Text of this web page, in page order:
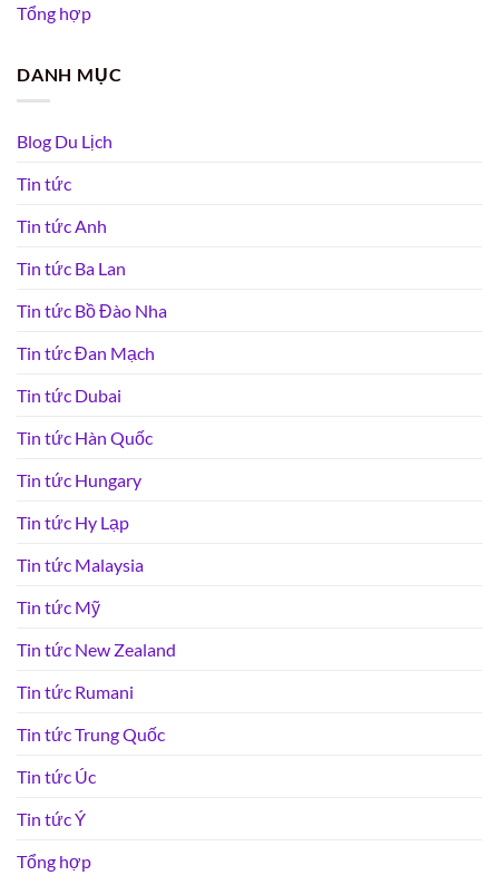
Tổng hợp
DANH MỤC
Blog Du Lịch
Tin tức
Tin tức Anh
Tin tức Ba Lan
Tin tức Bồ Đào Nha
Tin tức Đan Mạch
Tin tức Dubai
Tin tức Hàn Quốc
Tin tức Hungary
Tin tức Hy Lạp
Tin tức Malaysia
Tin tức Mỹ
Tin tức New Zealand
Tin tức Rumani
Tin tức Trung Quốc
Tin tức Úc
Tin tức Ý
Tổng hợp